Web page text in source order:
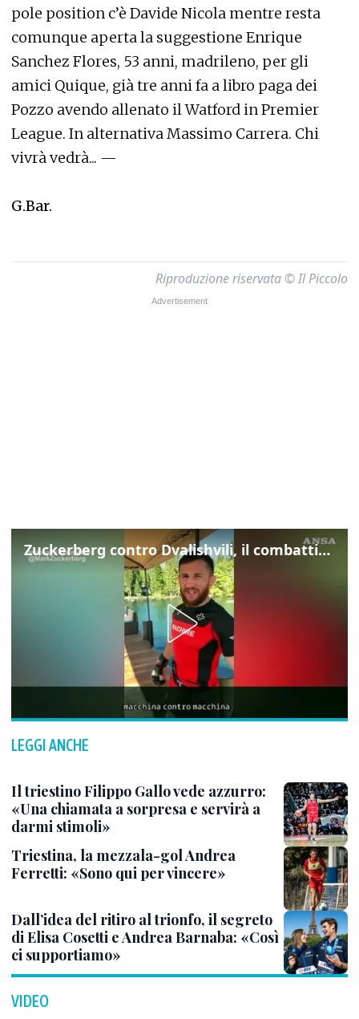
pole position c’è Davide Nicola mentre resta
comunque aperta la suggestione Enrique
Sanchez Flores, 53 anni, madrileno, per gli
amici Quique, già tre anni fa a libro paga dei
Pozzo avendo allenato il Watford in Premier
League. In alternativa Massimo Carrera. Chi
vivrà vedrà... —
G.Bar.
Riproduzione riservata © Il Piccolo
Zuckerberg contro Dvalishvili, il combattimento in mezzo a un lago
LEGGI ANCHE
Il triestino Filippo Gallo vede azzurro:
«Una chiamata a sorpresa e servirà a
darmi stimoli»
Triestina, la mezzala-gol Andrea
Ferretti: «Sono qui per vincere»
Dall’idea del ritiro al trionfo, il segreto
di Elisa Cosetti e Andrea Barnaba: «Così
ci supportiamo»
VIDEO